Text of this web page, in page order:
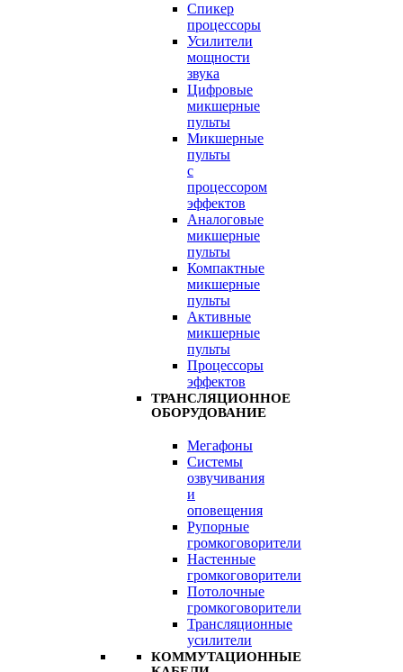
Спикер
процессоры
Усилители
мощности
звука
Цифровые
микшерные
пульты
Микшерные
пульты
с
процессором
эффектов
Аналоговые
микшерные
пульты
Компактные
микшерные
пульты
Активные
микшерные
пульты
Процессоры
эффектов
ТРАНСЛЯЦИОННОЕ
ОБОРУДОВАНИЕ
Мегафоны
Системы
озвучивания
и
оповещения
Рупорные
громкоговорители
Настенные
громкоговорители
Потолочные
громкоговорители
Трансляционные
усилители
КОММУТАЦИОННЫЕ